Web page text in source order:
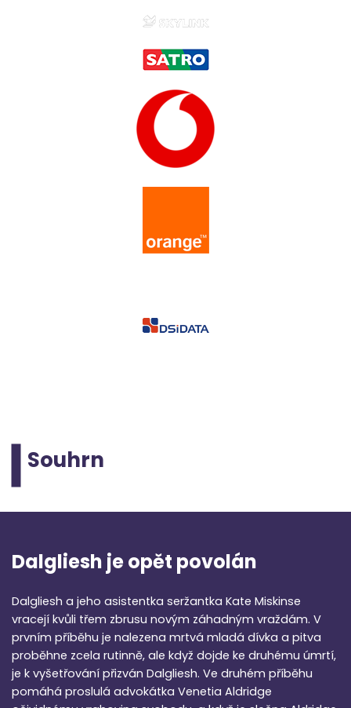
Souhrn
Dalgliesh je opět povolán
Dalgliesh a jeho asistentka seržantka Kate Miskinse
vracejí kvůli třem zbrusu novým záhadným vraždám. V
prvním příběhu je nalezena mrtvá mladá dívka a pitva
proběhne zcela rutinně, ale když dojde ke druhému úmrtí,
je k vyšetřování přizván Dalgliesh. Ve druhém příběhu
pomáhá proslulá advokátka Venetia Aldridge